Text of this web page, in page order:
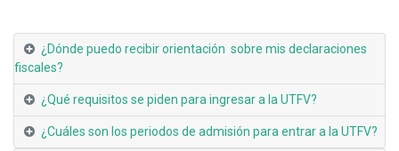
¿Dónde puedo recibir orientación sobre mis declaraciones
fiscales?
¿Qué requisitos se piden para ingresar a la UTFV?
¿Cuáles son los periodos de admisión para entrar a la UTFV?